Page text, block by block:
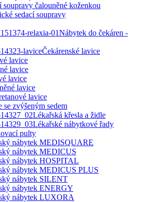
soupravy čalouněné koženkou
sedací soupravy
Nábytek do čekáren -
Čekárenské lavice
lavice
lavice
lavice
lavice
lavice
se zvýšeným sedem
Lékařská křesla a židle
Lékařské nábytkové řady
pulty
nábytek MEDISQUARE
nábytek MEDICUS
nábytek HOSPITAL
nábytek MEDICUS PLUS
nábytek SILENT
nábytek ENERGY
nábytek LUXORA